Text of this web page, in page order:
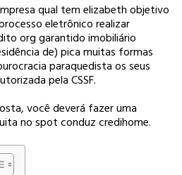
qual tem elizabeth objetivo
eletrônico realizar
org garantido imobiliário
de) pica muitas formas
paraquedista os seus
pela CSSF.
você deverá fazer uma
no spot conduz credihome.